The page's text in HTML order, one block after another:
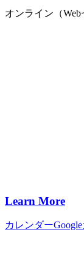
オンライン（Web
Learn More
カレンダー